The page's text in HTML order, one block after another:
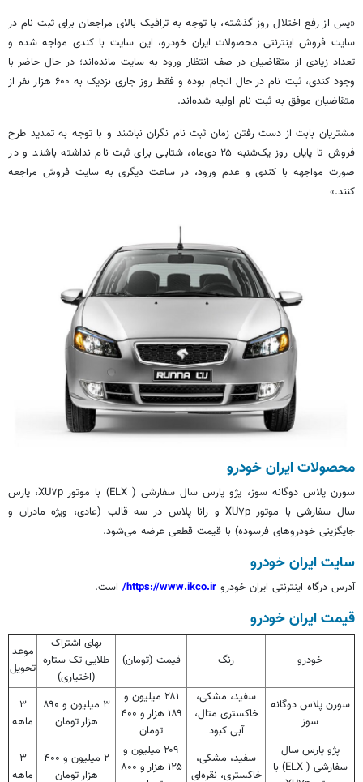
«پس از رفع اختلال روز گذشته، با توجه به ترافیک بالای مراجعان برای ثبت نام در
سایت فروش اینترنتی محصولات ایران خودرو، این سایت با کندی مواجه شده و
تعداد زیادی از متقاضیان در صف انتظار ورود به سایت مانده‌اند؛ در حال حاضر با
وجود کندی، ثبت نام در حال انجام بوده و فقط روز جاری نزدیک به ۶۰۰ هزار نفر از
متقاضیان موفق به ثبت نام اولیه شده‌اند.
مشتریان بابت از دست رفتن زمان ثبت نام نگران نباشند و با توجه به تمدید طرح
فروش تا پایان روز یک‌شنبه ۲۵ دی‌ماه، شتابی برای ثبت نام نداشته باشند و در
صورت مواجهه با کندی و عدم ورود، در ساعت دیگری به سایت فروش مراجعه
کنند.»
محصولات ایران خودرو
سورن پلاس دوگانه سوز، پژو پارس سال سفارشی ( ELX) با موتور XU۷p، پارس
سال سفارشی با موتور XU۷p و رانا پلاس در سه قالب (عادی، ویژه مادران و
جایگزینی خودروهای فرسوده) با قیمت قطعی عرضه می‌شود.
سایت ایران خودرو
آدرس درگاه اینترنتی ایران خودرو است.
قیمت ایران خودرو
خودرو رنگ قیمت (تومان)
بهای اشتراک
طلایی تک ستاره
(اختیاری)
موعد
تحویل
سورن پلاس دوگانه
سوز
سفید، مشکی،
خاکستری متال،
آبی کبود
۲۸۱ میلیون و
۱۸۹ هزار و ۴۰۰
تومان
۳ میلیون و ۸۹۰
هزار تومان
۳
ماهه
پژو پارس سال
سفارشی ( ELX) با
سفید، مشکی،
خاکستری، نقره‌ای
۲۰۹ میلیون و
۱۲۵ هزار و ۸۰۰
۲ میلیون و ۴۰۰
هزار تومان
۳
ماهه